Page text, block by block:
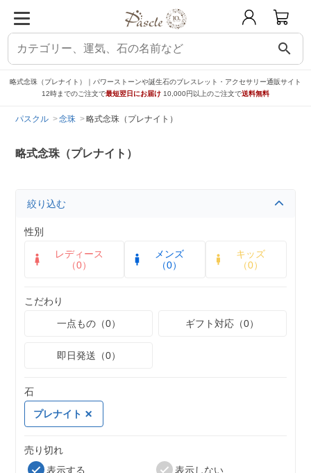
search
略式念珠（プレナイト）｜パワーストーンや誕生石のブレスレット・アクセサリー通販サイト
12時までのご注文で最短翌日にお届け 10,000円以上のご注文で送料無料
パスクル 念珠 略式念珠（プレナイト）
略式念珠（プレナイト）
絞り込む
性別
レディース
（0）
メンズ
（0）
キッズ
（0）
こだわり
一点もの（0）
ギフト対応（0）
即日発送（0）
石
プレナイト
売り切れ
表示する
表示しない